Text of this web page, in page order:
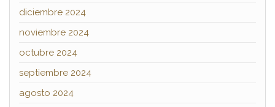
diciembre 2024
noviembre 2024
octubre 2024
septiembre 2024
agosto 2024